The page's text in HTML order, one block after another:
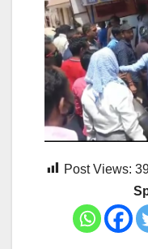
Post Views: